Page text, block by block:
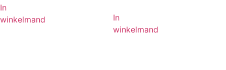
In
winkelmand
In
winkelmand